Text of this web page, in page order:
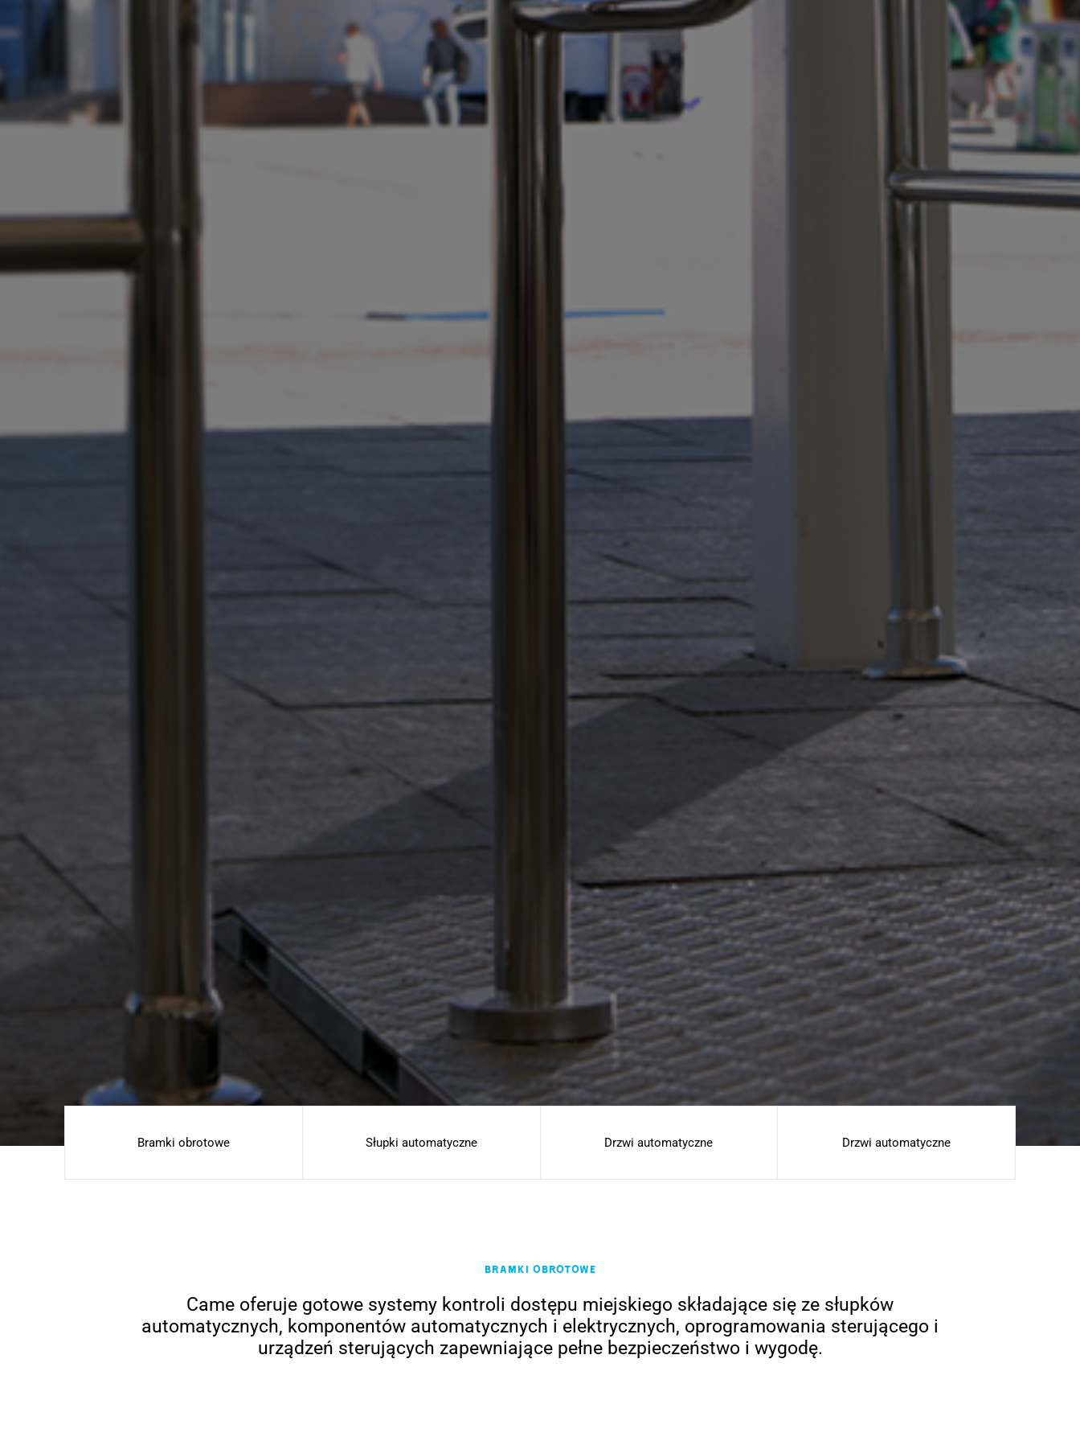
Bramki obrotowe Słupki automatyczne Drzwi automatyczne Drzwi automatyczne
Bramki obrotowe
Came oferuje gotowe systemy kontroli dostępu miejskiego składające się ze słupków
automatycznych, komponentów automatycznych i elektrycznych, oprogramowania sterującego i
urządzeń sterujących zapewniające pełne bezpieczeństwo i wygodę.